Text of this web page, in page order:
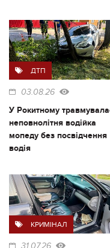
ДТП
03.08.26
У Рокитному
неповнолітня водійка
мопеду без посвідчення
водія
КРИМІНАЛ